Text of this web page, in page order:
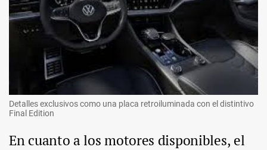
Detalles exclusivos como una placa retroiluminada con el distintivo
Final Edition
En cuanto a los motores disponibles, el